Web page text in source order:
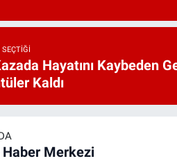
SEÇTIĞI
Hayatını Kaybeden
Kaldı
Haber Merkezi